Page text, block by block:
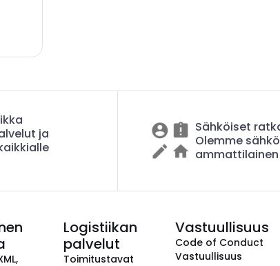
ja
Sähköiset
Olemme
ammattilainen
Logistiikan
palvelut
Toimitustavat
Vastuullisuus
Code of Conduct
Vastuullisuus